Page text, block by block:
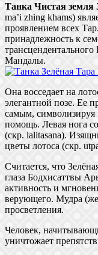
Танка Чистая земля
ma’i zhing khams)
проявлением всех
принадлежность к
Мандалы.
Она восседает на
элегантной позе. Ее
самым, символизируя
помощь. Левая нога
(скр. lalitasana).
цветы лотоса (скр.
Считается, что
глаза Бодхисаттвы
активность и
верующего. Мудра
просветления.
Человек,
уничтожает